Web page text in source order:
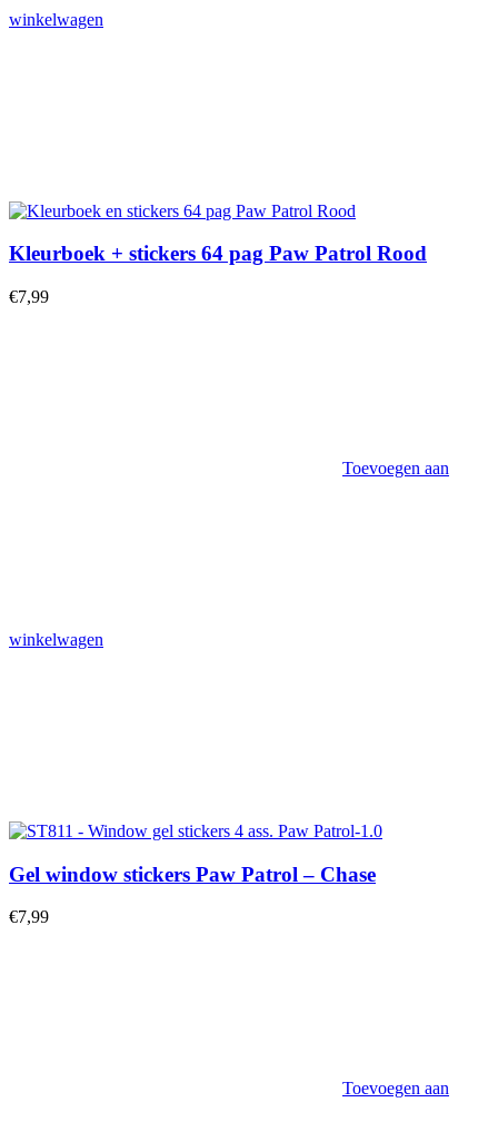
winkelwagen
Kleurboek + stickers 64 pag Paw Patrol Rood
€7,99
Toevoegen aan
winkelwagen
Gel window stickers Paw Patrol – Chase
€7,99
Toevoegen aan